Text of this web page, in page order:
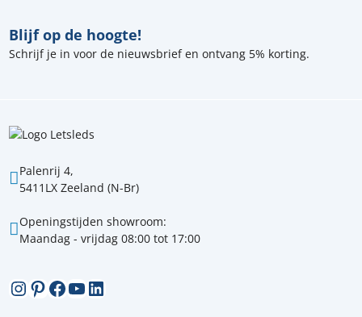
Palenrij 4,
5411LX Zeeland (N-Br)
Openingstijden showroom:
Maandag - vrijdag 08:00 tot 17:00
Instagram
Pinterest
Facebook
YouTube
LinkedIn
Blijf op de hoogte!
Schrijf je in voor de nieuwsbrief en ontvang 5% korting.